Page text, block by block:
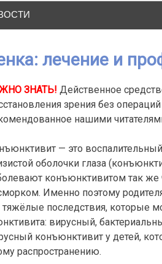
лечение и
ЗНАТЬ! Действенное
зрения без
нашими
— это
оболочки глаза
конъюнктивитом так же
Именно поэтому
последствия, которые
вирусный,
конъюнктивит у детей,
распространению.